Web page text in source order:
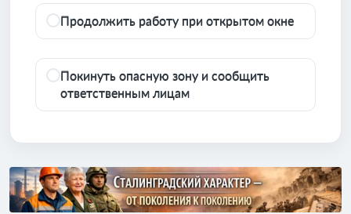
Продолжить работу при открытом окне
Покинуть опасную зону и сообщить
ответственным лицам